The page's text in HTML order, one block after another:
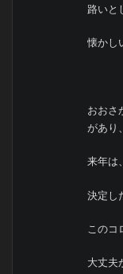
路いと
懐かし
おおさ
があり、
来年は
決定し
このコ
大丈夫